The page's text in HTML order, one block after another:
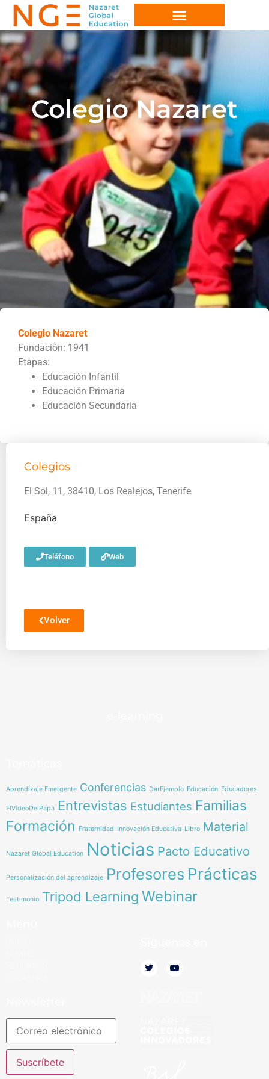
Colegio Nazaret
Colegio Nazaret
Fundación: 1941
Etapas:
Educación Infantil
Educación Primaria
Educación Secundaria
Colegios
El Sol, 11, 38410, Los Realejos, Tenerife
España
Teléfono Web
Volver
Aprendizaje Emergente Conferencias DarEjemplo Educación Educadores
ElVídeoDelPapa Entrevistas Estudiantes Familias
Formación
Fraternidad Innovación Educativa Libro Material
Nazaret Global Education Noticias Pacto Educativo
Personalización del aprendizaje Profesores Prácticas
Testimonio Tripod Learning Webinar
Suscríbete